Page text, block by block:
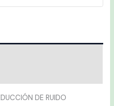
DE RUIDO